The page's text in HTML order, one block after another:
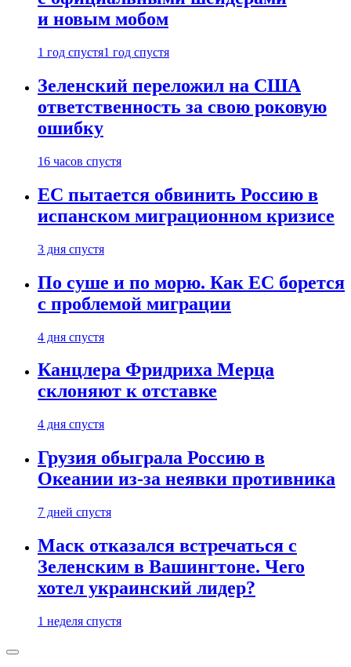
и новым мобом
1 год спустя1 год спустя
Зеленский переложил на США
ответственность за свою роковую
ошибку
16 часов спустя
ЕС пытается обвинить Россию в
испанском миграционном кризисе
3 дня спустя
По суше и по морю. Как ЕС борется
с проблемой миграции
4 дня спустя
Канцлера Фридриха Мерца
склоняют к отставке
4 дня спустя
Грузия обыграла Россию в
Океании из-за неявки противника
7 дней спустя
Маск отказался встречаться с
Зеленским в Вашингтоне. Чего
хотел украинский лидер?
1 неделя спустя